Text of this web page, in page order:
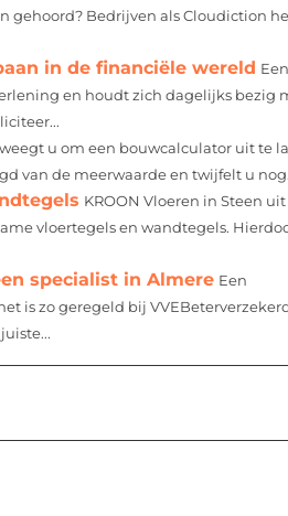
gehoord? Bedrijven als Cloudiction
in de financiële wereld Een
en houdt zich dagelijks bezig
u om een bouwcalculator uit te
van de meerwaarde en twijfelt u
KROON Vloeren in Steen uit
vloertegels en wandtegels.
specialist in Almere Een
is zo geregeld bij